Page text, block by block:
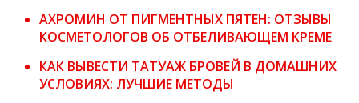
АХРОМИН ОТ ПИГМЕНТНЫХ ПЯТЕН: ОТЗЫВЫ
КОСМЕТОЛОГОВ ОБ ОТБЕЛИВАЮЩЕМ КРЕМЕ
КАК ВЫВЕСТИ ТАТУАЖ БРОВЕЙ В ДОМАШНИХ
УСЛОВИЯХ: ЛУЧШИЕ МЕТОДЫ